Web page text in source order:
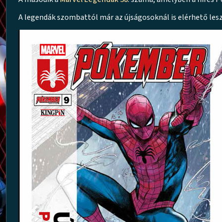
A legendák szombattól már az újságosoknál is elérhető